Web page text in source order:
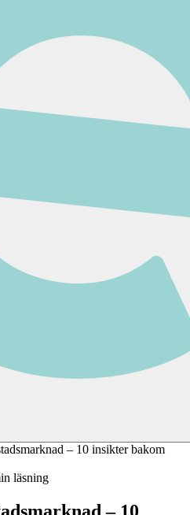
– 10 insikter bakom
läsning